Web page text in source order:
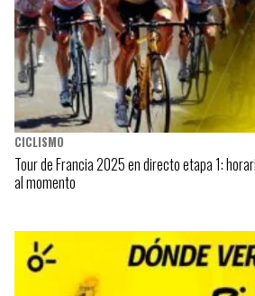
CICLISMO
Tour de Francia 2025 en directo etapa 1:
al momento